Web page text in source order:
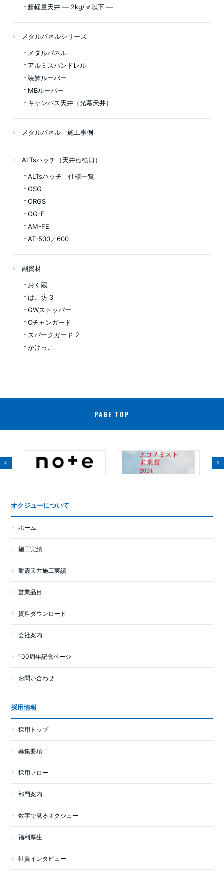
超軽量天井 ― 2kg/㎡以下 ―
メタルパネルシリーズ
メタルパネル
アルミスパンドレル
装飾ルーバー
MBルーバー
キャンバス天井（光幕天井）
メタルパネル 施工事例
ALTsハッチ（天井点検口）
ALTsハッチ 仕様一覧
OSG
ORGS
OG-F
AM-FE
AT-500／600
副資材
おく蔵
はこ坊 3
GWストッパー
Cチャンガード
スパークガード 2
かけっこ
PAGE TOP
オクジューについて
ホーム
施工実績
耐震天井施工実績
営業品目
資料ダウンロード
会社案内
100周年記念ページ
お問い合わせ
採用情報
採用トップ
募集要項
採用フロー
部門案内
数字で見るオクジュー
福利厚生
社員インタビュー